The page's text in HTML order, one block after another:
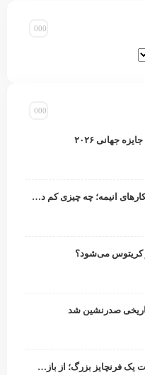
سولو لولینگ در برابر شاهکارهای انیمه؛ چه چیزی کم دارد؟
کریتوس می‌شود؟
تاریخی صدرنشین شد
Wuthering Waves و ساخت یک فرنچایز بزرگ؛ از بازی تا انیمه